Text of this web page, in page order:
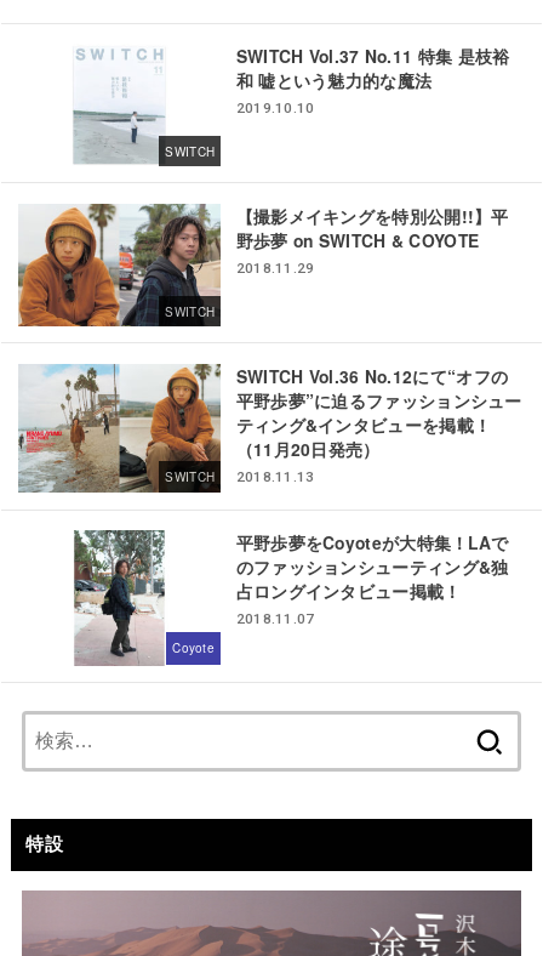
SWITCH
SWITCH Vol.37 No.11 特集 是枝裕
和 嘘という魅力的な魔法
2019.10.10
SWITCH
【撮影メイキングを特別公開!!】平
野歩夢 on SWITCH & COYOTE
2018.11.29
SWITCH
SWITCH Vol.36 No.12にて“オフの
平野歩夢”に迫るファッションシュー
ティング&インタビューを掲載！
（11月20日発売）
2018.11.13
Coyote
平野歩夢をCoyoteが大特集！LAで
のファッションシューティング&独
占ロングインタビュー掲載！
2018.11.07
特設